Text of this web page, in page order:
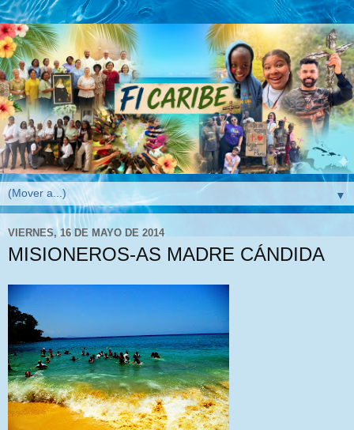
▼
VIERNES, 16 DE MAYO DE 2014
MISIONEROS-AS MADRE CÁNDIDA